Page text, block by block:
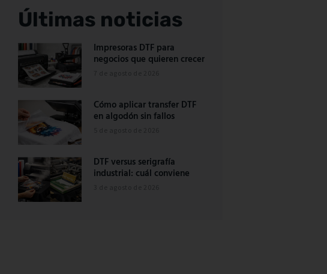
Últimas noticias
Impresoras DTF para
negocios que quieren crecer
Cómo aplicar transfer DTF
en algodón sin fallos
DTF versus serigrafía
industrial: cuál conviene